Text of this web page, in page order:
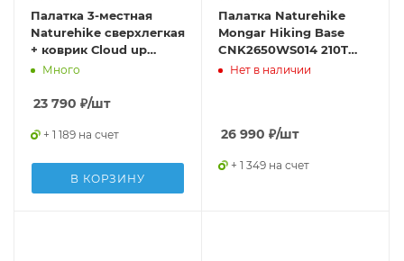
Палатка 3-местная
Naturehike сверхлегкая
+ коврик Сloud up
NH18T030-T, 20D ,
6927595765685
Много
23 790 ₽/шт
+ 1 189 на счет
В КОРЗИНУ
Палатка Naturehike
Mongar Hiking Base
CNK2650WS014 210T
трехместная, зеленый
Нет в наличии
26 990 ₽/шт
+ 1 349 на счет